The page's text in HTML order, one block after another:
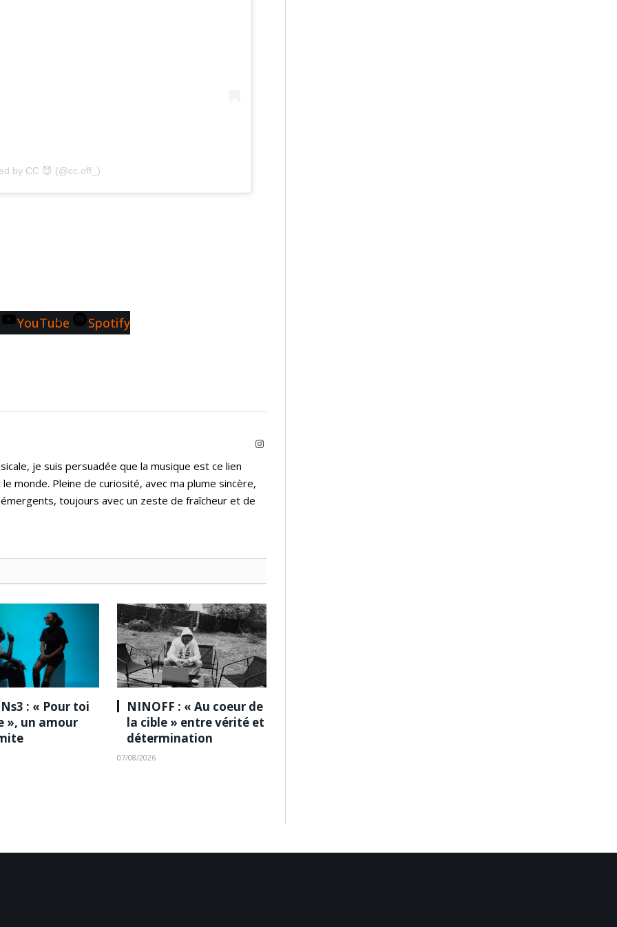
by CC 😈 (@cc.off_)
YouTube Spotify
Instagram
je suis persuadée que la musique est ce lien
monde. Pleine de curiosité, avec ma plume sincère,
toujours avec un zeste de fraîcheur et de
: « Pour toi
», un amour
NINOFF : « Au coeur de
la cible » entre vérité et
détermination
07/08/2026